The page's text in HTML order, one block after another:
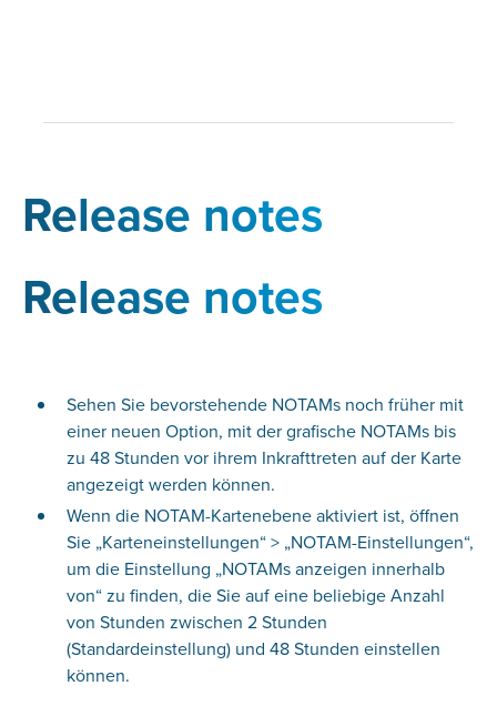
Release notes
Release notes
Sehen Sie bevorstehende NOTAMs noch früher mit
einer neuen Option, mit der grafische NOTAMs bis
zu 48 Stunden vor ihrem Inkrafttreten auf der Karte
angezeigt werden können.
Wenn die NOTAM-Kartenebene aktiviert ist, öffnen
Sie „Karteneinstellungen“ > „NOTAM-Einstellungen“,
um die Einstellung „NOTAMs anzeigen innerhalb
von“ zu finden, die Sie auf eine beliebige Anzahl
von Stunden zwischen 2 Stunden
(Standardeinstellung) und 48 Stunden einstellen
können.